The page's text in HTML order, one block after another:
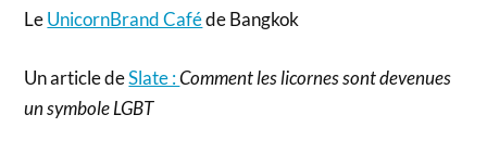
LeUnicornBrand Caféde Bangkok
Un article deSlate :Comment les licornes sont devenues
un symbole LGBT